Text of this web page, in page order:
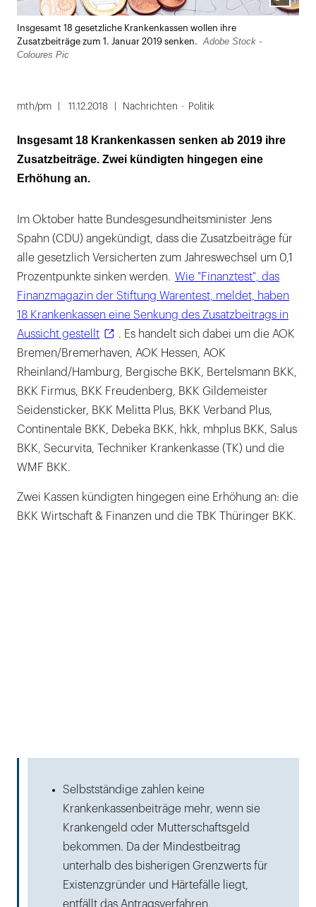
Lightbox
Insgesamt 18 gesetzliche Krankenkassen wollen ihre
Zusatzbeiträge zum 1. Januar 2019 senken.
Adobe Stock -
Coloures Pic
mth/pm 11.12.2018 Nachrichten Politik
Insgesamt 18 Krankenkassen senken ab 2019 ihre
Zusatzbeiträge. Zwei kündigten hingegen eine
Erhöhung an.
Im Oktober hatte Bundesgesundheitsminister Jens
Spahn (CDU) angekündigt, dass die Zusatzbeiträge für
alle gesetzlich Versicherten zum Jahreswechsel um 0,1
Prozentpunkte sinken werden. Wie "Finanztest", das
Finanzmagazin der Stiftung Warentest, meldet, haben
18 Krankenkassen eine Senkung des Zusatzbeitrags in
Aussicht gestellt
. Es handelt sich dabei um die AOK
Bremen/Bremerhaven, AOK Hessen, AOK
Rheinland/Hamburg, Bergische BKK, Bertelsmann BKK,
BKK Firmus, BKK Freudenberg, BKK Gildemeister
Seidensticker, BKK Melitta Plus, BKK Verband Plus,
Continentale BKK, Debeka BKK, hkk, mhplus BKK, Salus
BKK, Securvita, Techniker Krankenkasse (TK) und die
WMF BKK.
Zwei Kassen kündigten hingegen eine Erhöhung an: die
BKK Wirtschaft & Finanzen und die TBK Thüringer BKK.
Selbstständige zahlen keine
Krankenkassenbeiträge mehr, wenn sie
Krankengeld oder Mutterschaftsgeld
bekommen. Da der Mindestbeitrag
unterhalb des bisherigen Grenzwerts für
Existenzgründer und Härtefälle liegt,
entfällt das Antragsverfahren.